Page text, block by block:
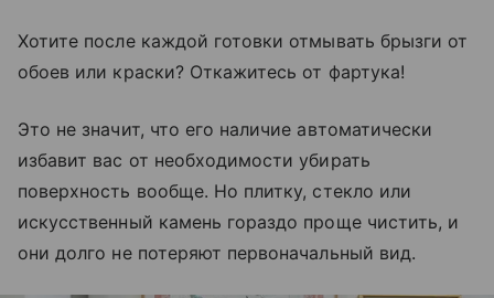
Хотите после каждой готовки отмывать брызги от
обоев или краски? Откажитесь от фартука!
Это не значит, что его наличие автоматически
избавит вас от необходимости убирать
поверхность вообще. Но плитку, стекло или
искусственный камень гораздо проще чистить, и
они долго не потеряют первоначальный вид.